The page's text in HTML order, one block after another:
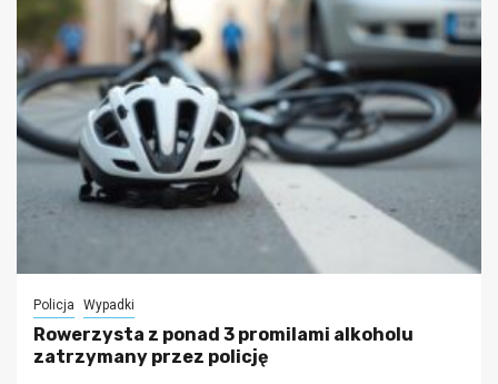
Policja Wypadki
Rowerzysta z ponad 3 promilami alkoholu
zatrzymany przez policję